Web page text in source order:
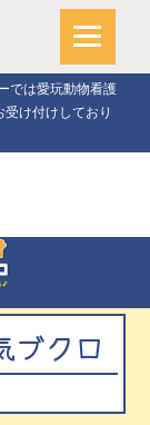
では愛玩動物看護
け付けしており
ブクロ